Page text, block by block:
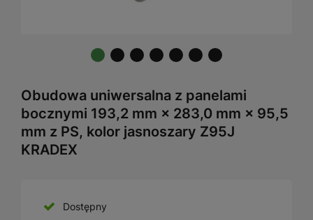
Obudowa uniwersalna z panelami
bocznymi 193,2 mm × 283,0 mm × 95,5
mm z PS, kolor jasnoszary Z95J
KRADEX
Dostępny